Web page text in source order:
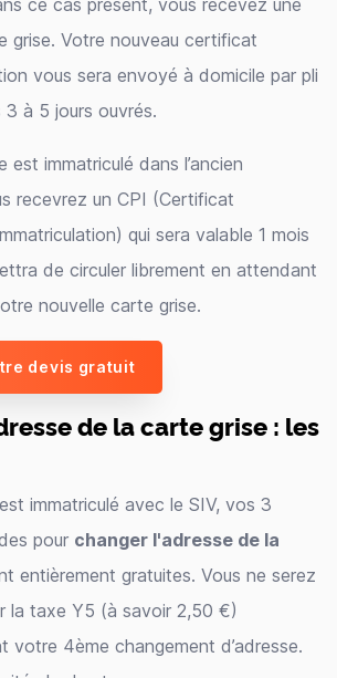
ce cas présent, vous recevez une
grise. Votre nouveau certificat
vous sera envoyé à domicile par pli
3 à 5 jours ouvrés.
est immatriculé dans l’ancien
recevrez un CPI (Certificat
qui sera valable 1 mois
de circuler librement en attendant
nouvelle carte grise.
devis gratuit
de la carte grise : les
immatriculé avec le SIV, vos 3
pour changer l'adresse de la
entièrement gratuites. Vous ne serez
la taxe Y5 (à savoir 2,50 €)
votre 4ème changement d’adresse.